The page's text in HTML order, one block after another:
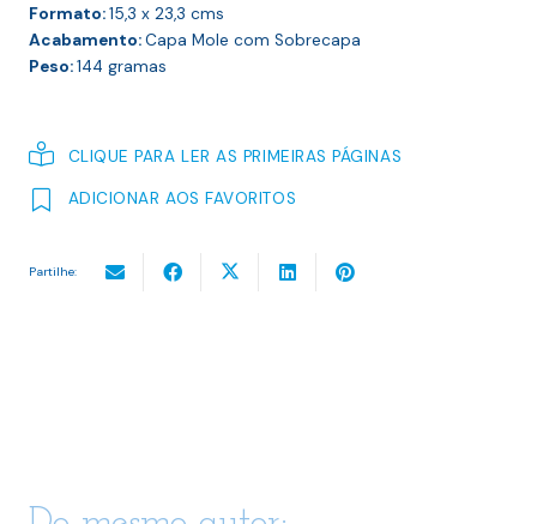
Formato:15,3 x 23,3 cms
Acabamento:Capa Mole com Sobrecapa
Peso:144 gramas
CLIQUE PARA LER AS PRIMEIRAS PÁGINAS
ADICIONAR AOS FAVORITOS
Partilhe: